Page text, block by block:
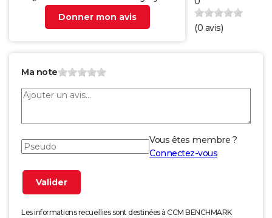
Donner mon avis
(0 avis)
Ma note
Vous êtes membre ?
Connectez-vous
Les informations recueillies sont destinées à CCM BENCHMARK